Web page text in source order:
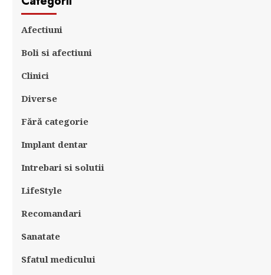
Afectiuni
Boli si afectiuni
Clinici
Diverse
Fără categorie
Implant dentar
Intrebari si solutii
LifeStyle
Recomandari
Sanatate
Sfatul medicului